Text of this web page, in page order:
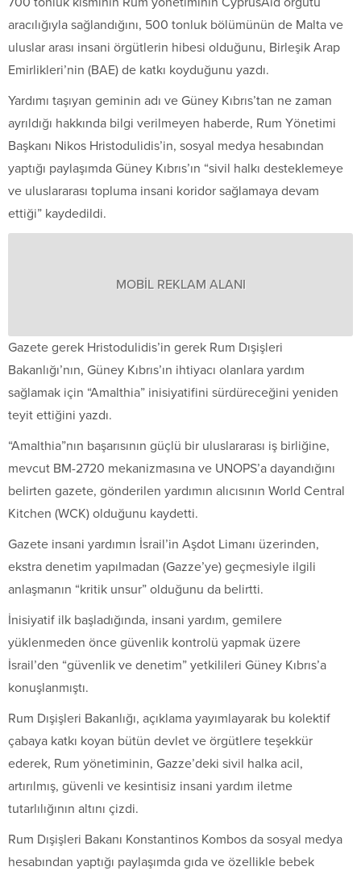
aracılığıyla sağlandığını, 500 tonluk bölümünün de Malta ve
uluslar arası insani örgütlerin hibesi olduğunu, Birleşik Arap
Emirlikleri’nin (BAE) de katkı koyduğunu yazdı.
Yardımı taşıyan geminin adı ve Güney Kıbrıs’tan ne zaman
ayrıldığı hakkında bilgi verilmeyen haberde, Rum Yönetimi
Başkanı Nikos Hristodulidis’in, sosyal medya hesabından
yaptığı paylaşımda Güney Kıbrıs’ın “sivil halkı desteklemeye
ve uluslararası topluma insani koridor sağlamaya devam
ettiği” kaydedildi.
MOBİL REKLAM ALANI
Gazete gerek Hristodulidis’in gerek Rum Dışişleri
Bakanlığı’nın, Güney Kıbrıs’ın ihtiyacı olanlara yardım
sağlamak için “Amalthia” inisiyatifini sürdüreceğini yeniden
teyit ettiğini yazdı.
“Amalthia”nın başarısının güçlü bir uluslararası iş birliğine,
mevcut BM-2720 mekanizmasına ve UNOPS’a dayandığını
belirten gazete, gönderilen yardımın alıcısının World Central
Kitchen (WCK) olduğunu kaydetti.
Gazete insani yardımın İsrail’in Aşdot Limanı üzerinden,
ekstra denetim yapılmadan (Gazze’ye) geçmesiyle ilgili
anlaşmanın “kritik unsur” olduğunu da belirtti.
İnisiyatif ilk başladığında, insani yardım, gemilere
yüklenmeden önce güvenlik kontrolü yapmak üzere
İsrail’den “güvenlik ve denetim” yetkilileri Güney Kıbrıs’a
konuşlanmıştı.
Rum Dışişleri Bakanlığı, açıklama yayımlayarak bu kolektif
çabaya katkı koyan bütün devlet ve örgütlere teşekkür
ederek, Rum yönetiminin, Gazze’deki sivil halka acil,
artırılmış, güvenli ve kesintisiz insani yardım iletme
tutarlılığının altını çizdi.
Rum Dışişleri Bakanı Konstantinos Kombos da sosyal medya
hesabından yaptığı paylaşımda gıda ve özellikle bebek